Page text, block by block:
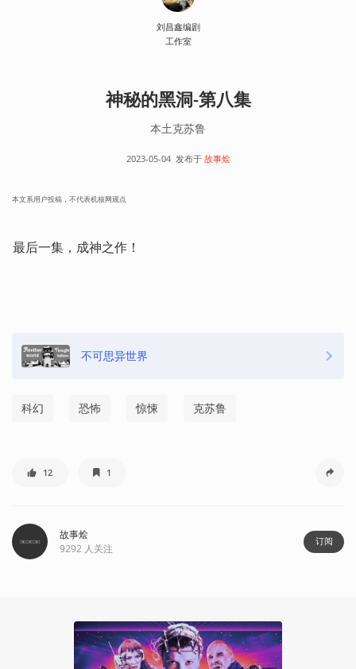
刘昌鑫编剧
工作室
神秘的黑洞-第八集
本土克苏鲁
2023-05-04 发布于 故事烩
本文系用户投稿，不代表机核网观点
最后一集，成神之作！
不可思异世界
科幻 恐怖 惊悚 克苏鲁
12 1
故事烩
9292 人关注
订阅